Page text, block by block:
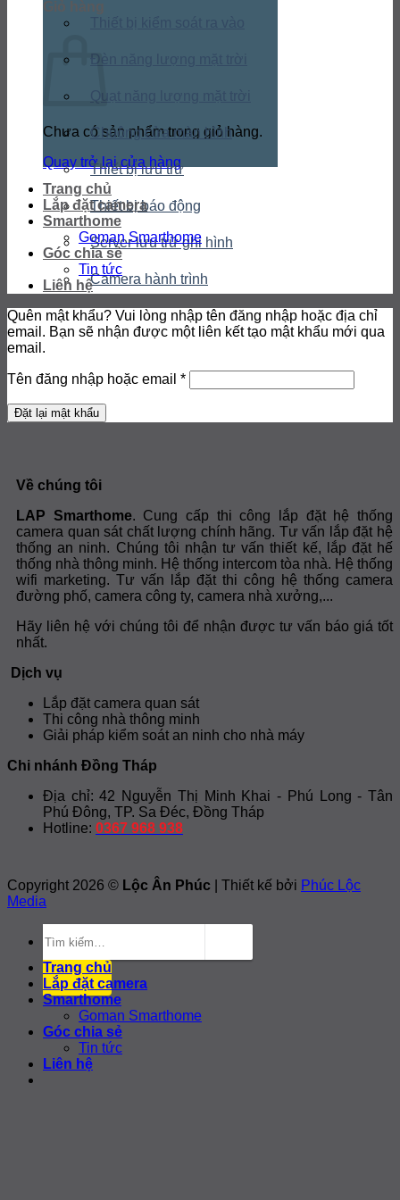
Giỏ hàng
Chưa có sản phẩm trong giỏ hàng.
Quay trở lại cửa hàng
Đèn năng lượng mặt trời
Quạt năng lượng mặt trời
Chuông cửa màn hình
Thiết bị lưu trữ
Thiết bị báo động
Server lưu trữ ghi hình
Camera hành trình
Trang chủ
Lắp đặt camera
Smarthome
Goman Smarthome
Góc chia sẻ
Tin tức
Liên hệ
Quên mật khẩu? Vui lòng nhập tên đăng nhập hoặc địa chỉ
email. Bạn sẽ nhận được một liên kết tạo mật khẩu mới qua
email.
Tên đăng nhập hoặc email *Bắt
buộc
Đặt lại mật khẩu
Về chúng tôi
LAP Smarthome. Cung cấp thi công lắp đặt hệ thống
camera quan sát chất lượng chính hãng. Tư vấn lắp đặt hệ
thống an ninh. Chúng tôi nhận tư vấn thiết kế, lắp đặt hế
thống nhà thông minh. Hệ thống intercom tòa nhà. Hệ thống
wifi marketing. Tư vấn lắp đặt thi công hệ thống camera
đường phố, camera công ty, camera nhà xưởng,...
Hãy liên hệ với chúng tôi để nhận được tư vấn báo giá tốt
nhất.
Dịch vụ
Lắp đặt camera quan sát
Thi công nhà thông minh
Giải pháp kiểm soát an ninh cho nhà máy
Chi nhánh Đồng Tháp
Địa chỉ: 42 Nguyễn Thị Minh Khai - Phú Long - Tân
Phú Đông, TP. Sa Đéc, Đồng Tháp
Hotline: 0367 968 938
Copyright 2026 © Lộc Ân Phúc | Thiết kế bởi Phúc Lộc
Media
kiếm:
Trang chủ
Lắp đặt camera
Smarthome
Goman Smarthome
Góc chia sẻ
Tin tức
Liên hệ